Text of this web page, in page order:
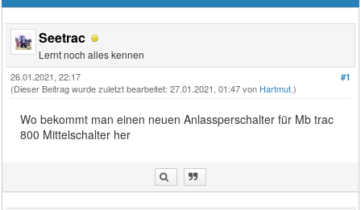
Seetrac
Lernt noch alles kennen
#1
26.01.2021, 22:17
(Dieser Beitrag wurde zuletzt bearbeitet: 27.01.2021, 01:47 von Hartmut.)
Wo bekommt man einen neuen Anlassperschalter für Mb trac
800 Mittelschalter her